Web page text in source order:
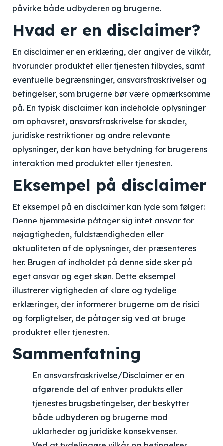
påvirke både udbyderen og brugerne.
Hvad er en disclaimer?
En disclaimer er en erklæring, der angiver de vilkår,
hvorunder produktet eller tjenesten tilbydes, samt
eventuelle begrænsninger, ansvarsfraskrivelser og
betingelser, som brugerne bør være opmærksomme
på. En typisk disclaimer kan indeholde oplysninger
om ophavsret, ansvarsfraskrivelse for skader,
juridiske restriktioner og andre relevante
oplysninger, der kan have betydning for brugerens
interaktion med produktet eller tjenesten.
Eksempel på disclaimer
Et eksempel på en disclaimer kan lyde som følger:
Denne hjemmeside påtager sig intet ansvar for
nøjagtigheden, fuldstændigheden eller
aktualiteten af de oplysninger, der præsenteres
her. Brugen af indholdet på denne side sker på
eget ansvar og eget skøn. Dette eksempel
illustrerer vigtigheden af klare og tydelige
erklæringer, der informerer brugerne om de risici
og forpligtelser, de påtager sig ved at bruge
produktet eller tjenesten.
Sammenfatning
En ansvarsfraskrivelse/Disclaimer er en
afgørende del af enhver produkts eller
tjenestes brugsbetingelser, der beskytter
både udbyderen og brugerne mod
uklarheder og juridiske konsekvenser.